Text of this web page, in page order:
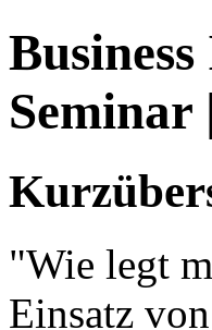
Seminar
"Wie legt
Einsatz